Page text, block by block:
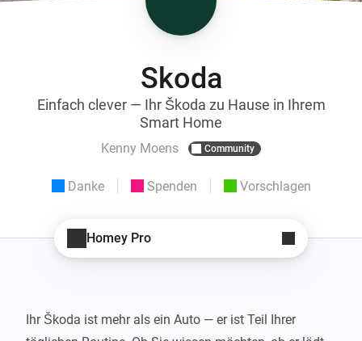
Skoda
Einfach clever — Ihr Škoda zu Hause in Ihrem
Smart Home
Kenny Moens Community
Danke Spenden Vorschlagen
Homey Pro
Ihr Škoda ist mehr als ein Auto — er ist Teil Ihrer